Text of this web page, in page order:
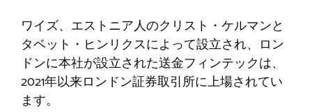
ワイズ、エストニア人のクリスト・ケルマンと
タベット・ヒンリクスによって設立され、ロン
ドンに本社が設立された送金フィンテックは、
2021年以来ロンドン証券取引所に上場されてい
ます。